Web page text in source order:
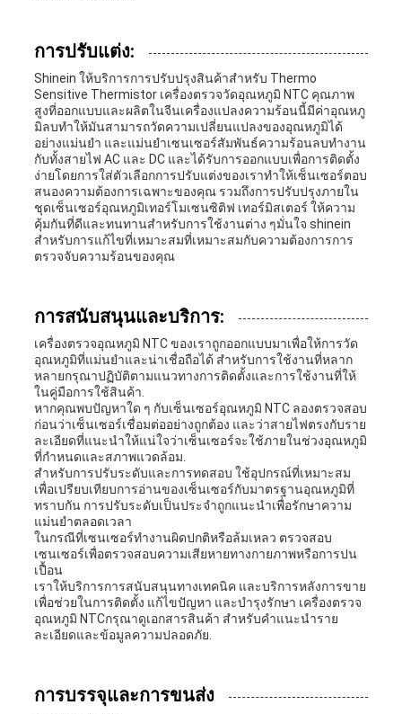
การปรับแต่ง:
Shinein ให้บริการการปรับปรุงสินค้าสําหรับ Thermo
Sensitive Thermistor เครื่องตรวจวัดอุณหภูมิ NTC คุณภาพ
สูงที่ออกแบบและผลิตในจีนเครื่องแปลงความร้อนนี้มีค่าอุณหภู
มิลบทําให้มันสามารถวัดความเปลี่ยนแปลงของอุณหภูมิได้
อย่างแม่นยํา และแม่นยําเซนเซอร์สัมพันธ์ความร้อนลบทํางาน
กับทั้งสายไฟ AC และ DC และได้รับการออกแบบเพื่อการติดตั้ง
ง่ายโดยการใส่ตัวเลือกการปรับแต่งของเราทําให้เซ็นเซอร์ตอบ
สนองความต้องการเฉพาะของคุณ รวมถึงการปรับปรุงภายใน
ชุดเซ็นเซอร์อุณหภูมิเทอร์โมเซนซิติฟ เทอร์มิสเตอร์ ให้ความ
คุ้มกันที่ดีและทนทานสําหรับการใช้งานต่าง ๆมั่นใจ shinein
สําหรับการแก้ไขที่เหมาะสมที่เหมาะสมกับความต้องการการ
ตรวจจับความร้อนของคุณ
การสนับสนุนและบริการ:
เครื่องตรวจอุณหภูมิ NTC ของเราถูกออกแบบมาเพื่อให้การวัด
อุณหภูมิที่แม่นยําและน่าเชื่อถือได้ สําหรับการใช้งานที่หลาก
หลายกรุณาปฏิบัติตามแนวทางการติดตั้งและการใช้งานที่ให้
ในคู่มือการใช้สินค้า.
หากคุณพบปัญหาใด ๆ กับเซ็นเซอร์อุณหภูมิ NTC ลองตรวจสอบ
ก่อนว่าเซ็นเซอร์เชื่อมต่ออย่างถูกต้อง และว่าสายไฟตรงกับราย
ละเอียดที่แนะนําให้แน่ใจว่าเซ็นเซอร์จะใช้ภายในช่วงอุณหภูมิ
ที่กําหนดและสภาพแวดล้อม.
สําหรับการปรับระดับและการทดสอบ ใช้อุปกรณ์ที่เหมาะสม
เพื่อเปรียบเทียบการอ่านของเซ็นเซอร์กับมาตรฐานอุณหภูมิที่
ทราบกัน การปรับระดับเป็นประจําถูกแนะนําเพื่อรักษาความ
แม่นยําตลอดเวลา
ในกรณีที่เซนเซอร์ทํางานผิดปกติหรือล้มเหลว ตรวจสอบ
เซนเซอร์เพื่อตรวจสอบความเสียหายทางกายภาพหรือการปน
เปื้อน
เราให้บริการการสนับสนุนทางเทคนิค และบริการหลังการขาย
เพื่อช่วยในการติดตั้ง แก้ไขปัญหา และบํารุงรักษา เครื่องตรวจ
อุณหภูมิ NTCกรุณาดูเอกสารสินค้า สําหรับคําแนะนําราย
ละเอียดและข้อมูลความปลอดภัย.
การบรรจุและการขนส่ง